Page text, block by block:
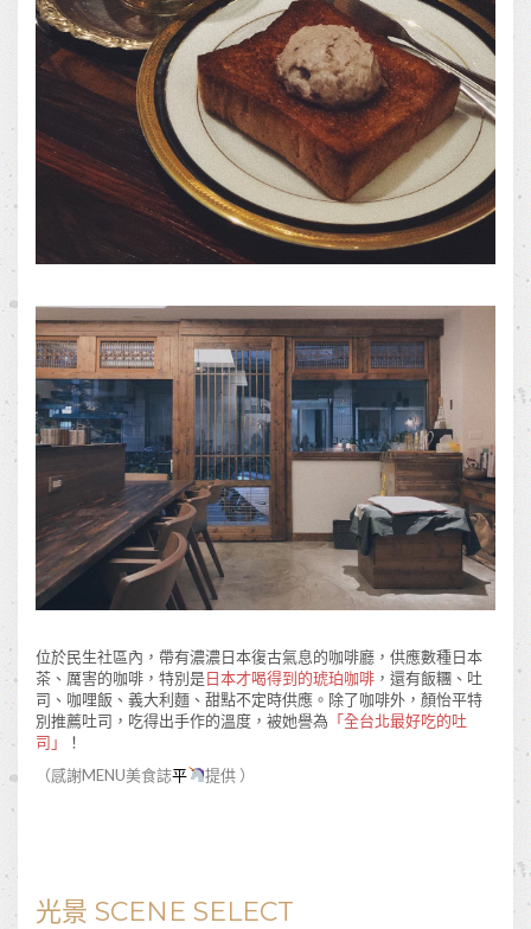
位於民生社區內，帶有濃濃日本復古氣息的咖啡廳，供應數種日本
茶、厲害的咖啡，特別是日本才喝得到的琥珀咖啡 ，還有飯糰、吐
司、咖哩飯、義大利麵、甜點不定時供應。除了咖啡外，顏怡平特
別推薦吐司，吃得出手作的溫度，被她譽為 「全台北最好吃的吐
司」
！
（感謝MENU美食誌平 提供 ）
光景 SCENE SELECT